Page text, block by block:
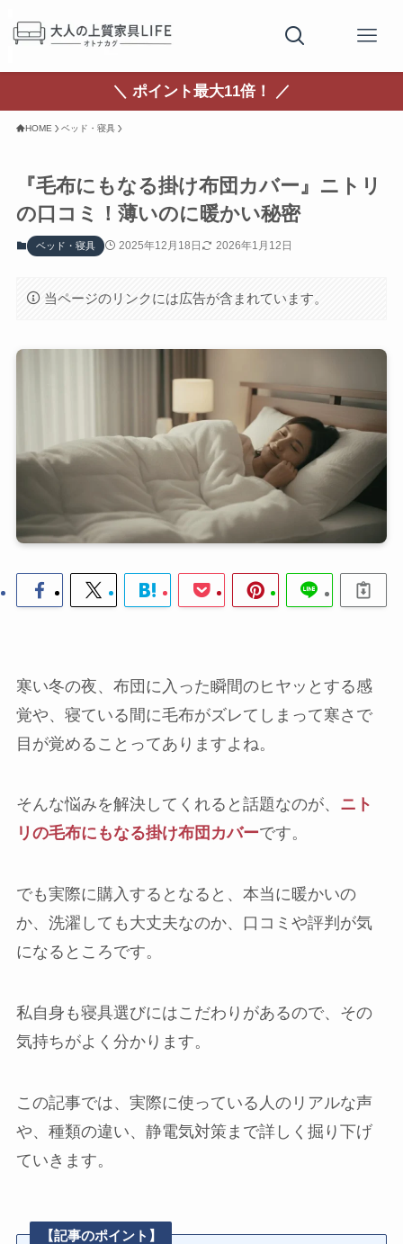
＼ ポイント最大11倍！ ／
HOME ベッド・寝具
『毛布にもなる掛け布団カバー』ニトリ
の口コミ！薄いのに暖かい秘密
ベッド・寝具 2025年12月18日 2026年1月12日
当ページのリンクには広告が含まれています。
寒い冬の夜、布団に入った瞬間のヒヤッとする感
覚や、寝ている間に毛布がズレてしまって寒さで
目が覚めることってありますよね。
そんな悩みを解決してくれると話題なのが、 ニト
リの毛布にもなる掛け布団カバーです。
でも実際に購入するとなると、本当に暖かいの
か、洗濯しても大丈夫なのか、口コミや評判が気
になるところです。
私自身も寝具選びにはこだわりがあるので、その
気持ちがよく分かります。
この記事では、実際に使っている人のリアルな声
や、種類の違い、静電気対策まで詳しく掘り下げ
ていきます。
【記事のポイント】